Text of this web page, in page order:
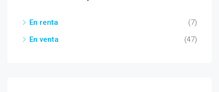
En renta
(7)
En venta
(47)